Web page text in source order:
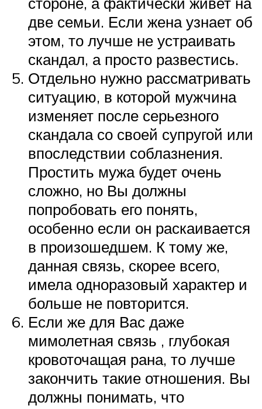
две семьи. Если жена узнает об
этом, то лучше не устраивать
скандал, а просто развестись.
Отдельно нужно рассматривать
ситуацию, в которой мужчина
изменяет после серьезного
скандала со своей супругой или
впоследствии соблазнения.
Простить мужа будет очень
сложно, но Вы должны
попробовать его понять,
особенно если он раскаивается
в произошедшем. К тому же,
данная связь, скорее всего,
имела одноразовый характер и
больше не повторится.
Если же для Вас даже
мимолетная связь , глубокая
кровоточащая рана, то лучше
закончить такие отношения. Вы
должны понимать, что